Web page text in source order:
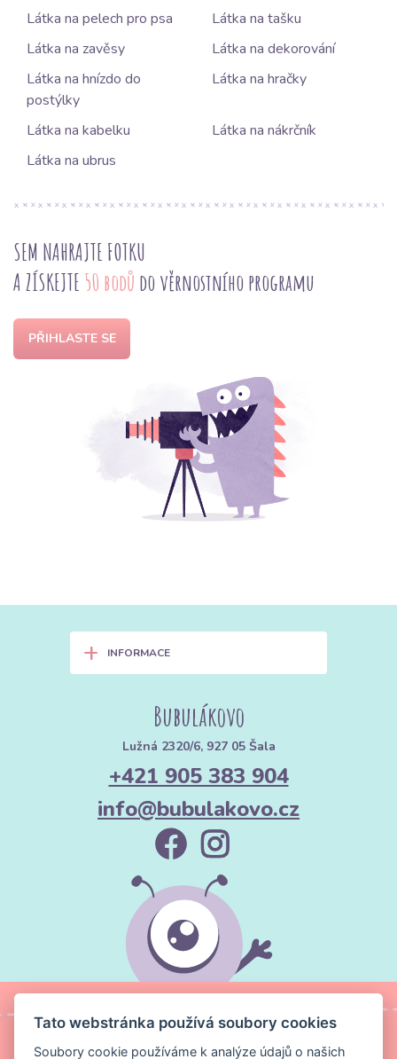
Látka na pelech pro psa
Látka na tašku
Látka na zavěsy
Látka na dekorování
Látka na hnízdo do
postýlky
Látka na hračky
Látka na kabelku
Látka na nákrčník
Látka na ubrus
SEM NAHRAJTE FOTKU
A ZÍSKEJTE 50 bodů do věrnostního programu
PŘIHLASTE SE
+ INFORMACE
Bubulákovo
Lužná 2320/6, 927 05 Šala
+421 905 383 904
info@bubulakovo.cz
Tato webstránka používá soubory cookies
Soubory cookie používáme k analýze údajů o našich